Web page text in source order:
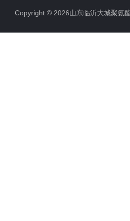
Copyright © 2026山东临沂大城聚